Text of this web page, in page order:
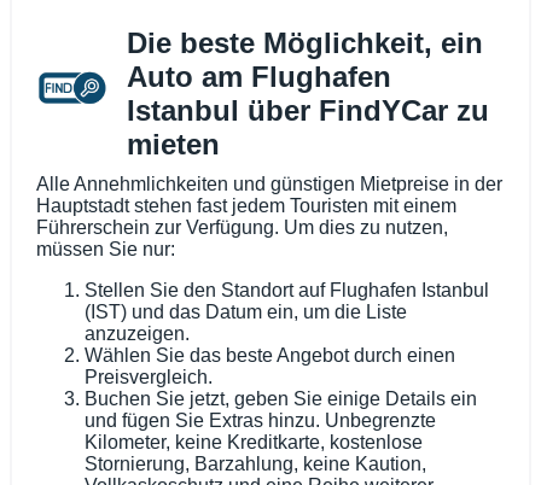
Die beste Möglichkeit, ein
Auto am Flughafen
Istanbul über FindYCar zu
mieten
Alle Annehmlichkeiten und günstigen Mietpreise in der
Hauptstadt stehen fast jedem Touristen mit einem
Führerschein zur Verfügung. Um dies zu nutzen,
müssen Sie nur:
Stellen Sie den Standort auf Flughafen Istanbul
(IST) und das Datum ein, um die Liste
anzuzeigen.
Wählen Sie das beste Angebot durch einen
Preisvergleich.
Buchen Sie jetzt, geben Sie einige Details ein
und fügen Sie Extras hinzu. Unbegrenzte
Kilometer, keine Kreditkarte, kostenlose
Stornierung, Barzahlung, keine Kaution,